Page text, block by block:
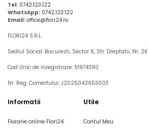
Tel: 0742.123.122
WhatsApp: 0742.123.122
Email: office@flori24.ro
FLORI24 S.R.L.
Sediul Social: Bucuresti, Sector 6, Str. Dreptatii, Nr. 2K
Cod Unic de Inregistrare: 51974390
Nr. Reg. Comertului: J2025042653003
Informatii
Florarie online Flori24
Utile
Contul Meu